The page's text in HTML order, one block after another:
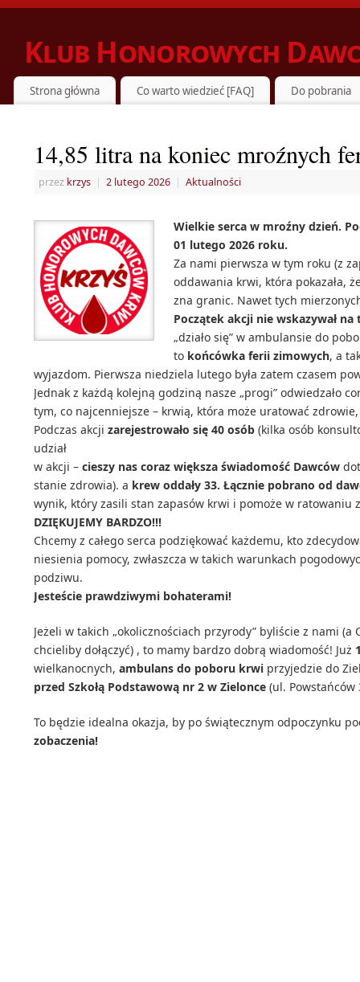
Klub Honorowych
ZIELONKA DZIELI SIĘ KRWIĄ Z POTRZEBUJĄCYMI
Strona główna Co warto wiedzieć [FAQ] Do pobrania
14,85 litra na koniec mroźnych
przez krzys | 2 lutego 2026 | Aktualności
Wielkie serca w mroźny dzień.
01 lutego 2026 roku.
Za nami pierwsza w tym roku (z
oddawania krwi, która pokazała,
zna granic. Nawet tych
Początek akcji nie wskazywał
„działo się” w ambulansie do
to końcówka ferii zimowych, a
wyjazdom. Pierwsza niedziela lutego była zatem czasem
Jednak z każdą kolejną godziną nasze „progi” odwiedzało
tym, co najcenniejsze – krwią, która może uratować
Podczas akcji zarejestrowało się 40 osób (kilka osób
udział
w akcji – cieszy nas coraz większa świadomość Dawców
stanie zdrowia). a krew oddały 33. Łącznie pobrano od
wynik, który zasili stan zapasów krwi i pomoże w ratowaniu
DZIĘKUJEMY BARDZO!!!
Chcemy z całego serca podziękować każdemu, kto
niesienia pomocy, zwłaszcza w takich warunkach
podziwu.
Jesteście prawdziwymi bohaterami!
Jeżeli w takich „okolicznościach przyrody” byliście z nami
chcieliby dołączyć) , to mamy bardzo dobrą wiadomość! Już
wielkanocnych, ambulans do poboru krwi przyjedzie do
przed Szkołą Podstawową nr 2 w Zielonce (ul. Powstańców
To będzie idealna okazja, by po świątecznym odpoczynku
zobaczenia!